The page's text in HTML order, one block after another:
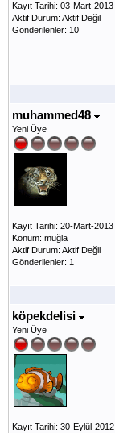
Kayıt Tarihi: 03-Mart-2013
Aktif Durum: Aktif Değil
Gönderilenler: 10
muhammed48
Yeni Üye
Kayıt Tarihi: 20-Mart-2013
Konum: muğla
Aktif Durum: Aktif Değil
Gönderilenler: 1
köpekdelisi
Yeni Üye
Kayıt Tarihi: 30-Eylül-2012